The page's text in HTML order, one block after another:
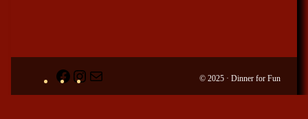
Facebook
#
per
© 2025 · Dinner for Fun